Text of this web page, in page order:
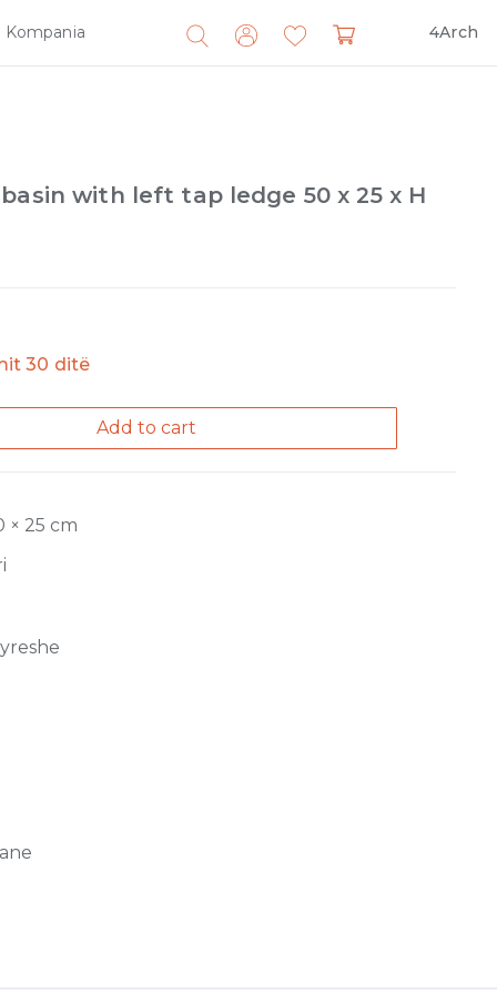
Kompania 4Arch
Search
for:
with left tap ledge 50 x 25 x H
30 ditë
Add to cart
× 25 cm